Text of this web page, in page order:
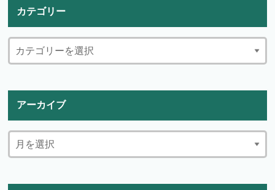
カテゴリー
アーカイブ